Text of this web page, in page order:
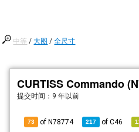
中等 /大图 /全尺寸
CURTISS Commando
提交时间： 9 年以前
73 of N78774 217 ofC46